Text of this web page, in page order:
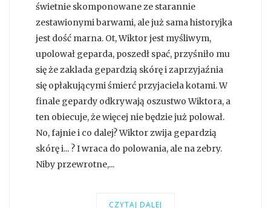
świetnie skomponowane ze starannie
zestawionymi barwami, ale już sama historyjka
jest dość marna. Ot, Wiktor jest myśliwym,
upolował geparda, poszedł spać, przyśniło mu
się że zaklada gepardzią skórę i zaprzyjaźnia
się opłakującymi śmierć przyjaciela kotami. W
finale gepardy odkrywają oszustwo Wiktora, a
ten obiecuje, że więcej nie będzie już polował.
No, fajnie i co dalej? Wiktor zwija gepardzią
skórę i... ? I wraca do polowania, ale na zebry.
Niby przewrotne,...
CZYTAJ DALEJ